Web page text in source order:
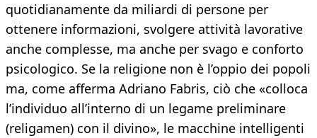
quotidianamente da miliardi di persone per
ottenere informazioni, svolgere attività lavorative
anche complesse, ma anche per svago e conforto
psicologico. Se la religione non è l’oppio dei popoli
ma, come afferma Adriano Fabris, ciò che «colloca
l’individuo all’interno di un legame preliminare
(religamen) con il divino», le macchine intelligenti